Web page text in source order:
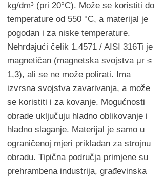
kg/dm³ (pri 20°C). Može se koristiti do
temperature od 550 °C, a materijal je
pogodan i za niske temperature.
Nehrđajući čelik 1.4571 / AISI 316Ti je
magnetičan (magnetska svojstva μr ≤
1,3), ali se ne može polirati. Ima
izvrsna svojstva zavarivanja, a može
se koristiti i za kovanje. Mogućnosti
obrade uključuju hladno oblikovanje i
hladno slaganje. Materijal je samo u
ograničenoj mjeri prikladan za strojnu
obradu. Tipična područja primjene su
prehrambena industrija, građevinska